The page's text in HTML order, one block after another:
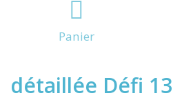
Panier
détaillée Défi 13